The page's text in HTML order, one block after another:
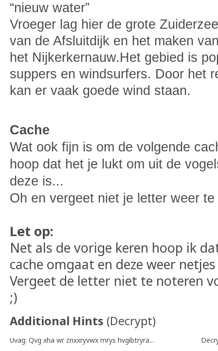
“nieuw water”
Vroeger lag hier de grote
van de Afsluitdijk en het maken
het Nijkerkernauw.Het gebied is
suppers en windsurfers. Door het
kan er vaak goede wind staan.
Cache
Wat ook fijn is om de volgende
hoop dat het je lukt om uit de
deze is...
Oh en vergeet niet je letter weer
Let op:
Net als de vorige keren hoop ik
cache omgaat en deze weer
Vergeet de letter niet te noteren
;)
Additional Hints (Decrypt)
Uvag: Qvg xha wr znxxryvwx mrys hvgibtryra...